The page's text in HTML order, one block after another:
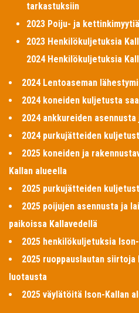
tarkastuksiin
2023 Poiju- ja
2023 Henkilökuljetuksia
2024 Henkilökuljetuksia
2024 Lentoaseman
2024 koneiden kuljetusta
2024 ankkureiden
2024 purkujätteiden
2025 koneiden ja
Kallan alueella
2025 purkujätteiden
2025 poijujen asennusta ja
paikoissa Kallavedellä
2025 henkilökuljetuksia
2025 ruoppauslautan
luotausta
2025 väylätöitä Ison-Kallan